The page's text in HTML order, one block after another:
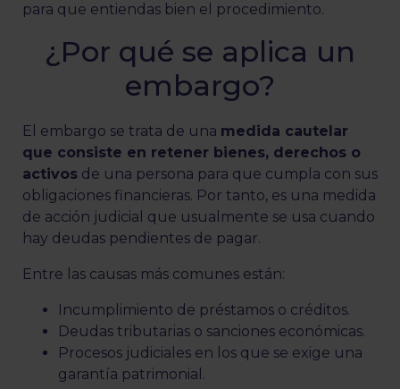
para que entiendas bien el procedimiento.
¿Por qué se aplica un
embargo?
El embargo se trata de una medida cautelar
que consiste en retener bienes, derechos o
activos de una persona para que cumpla con sus
obligaciones financieras. Por tanto, es una medida
de acción judicial que usualmente se usa cuando
hay deudas pendientes de pagar.
Entre las causas más comunes están:
Incumplimiento de préstamos o créditos.
Deudas tributarias o sanciones económicas.
Procesos judiciales en los que se exige una
garantía patrimonial.